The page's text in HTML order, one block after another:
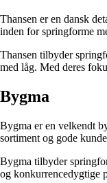
Thansen er en dansk
inden for springforme
Thansen tilbyder
med låg. Med deres
Bygma
Bygma er en velkendt
sortiment og gode
Bygma tilbyder
og konkurrencedygtige